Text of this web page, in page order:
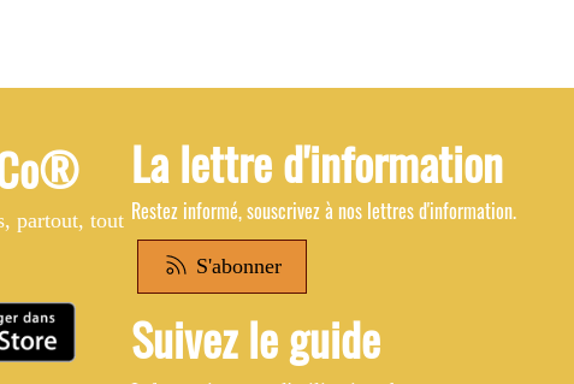
partout, tout
La lettre d'information
Restez informé, souscrivez à nos lettres d'information.
S'abonner
Suivez le guide